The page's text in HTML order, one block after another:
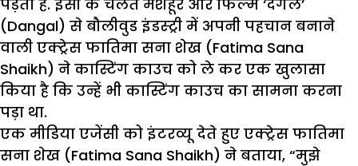
पड़ता है. इसी के चलते मशहूर और फिल्म ‘दंगल’
(Dangal) से बौलीवुड इंडस्ट्री में अपनी पहचान बनाने
वाली एक्ट्रेस फातिमा सना शेख (Fatima Sana
Shaikh) ने कास्टिंग काउच को ले कर एक खुलासा
किया है कि उन्हें भी कास्टिंग काउच का सामना करना
पड़ा था.
एक मीडिया एजेंसी को इंटरव्यू देते हुए एक्ट्रेस फातिमा
सना शेख (Fatima Sana Shaikh) ने बताया, “मुझे